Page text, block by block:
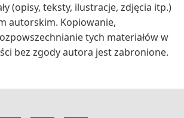
(opisy, teksty, ilustracje, zdjęcia itp.)
autorskim. Kopiowanie,
tych materiałów w
bez zgody autora jest zabronione.